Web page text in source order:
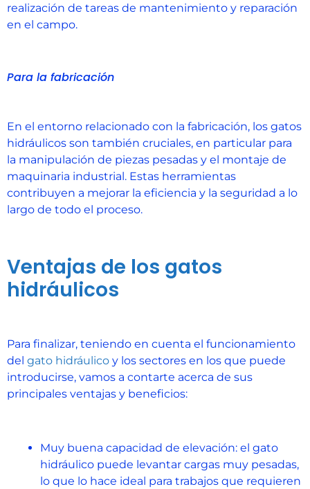
realización de tareas de mantenimiento y reparación
en el campo.
Para la fabricación
En el entorno relacionado con la fabricación, los gatos
hidráulicos son también cruciales, en particular para
la manipulación de piezas pesadas y el montaje de
maquinaria industrial. Estas herramientas
contribuyen a mejorar la eficiencia y la seguridad a lo
largo de todo el proceso.
Ventajas de los gatos
hidráulicos
Para finalizar, teniendo en cuenta el funcionamiento
del gato hidráulico y los sectores en los que puede
introducirse, vamos a contarte acerca de sus
principales ventajas y beneficios:
Muy buena capacidad de elevación: el gato
hidráulico puede levantar cargas muy pesadas,
lo que lo hace ideal para trabajos que requieren